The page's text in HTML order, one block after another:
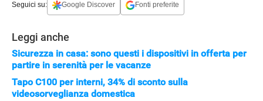
Seguici su: Google Discover Fonti preferite
Leggi anche
Sicurezza in casa: sono questi i dispositivi in offerta per
partire in serenità per le vacanze
Tapo C100 per interni, 34% di sconto sulla
videosorveglianza domestica